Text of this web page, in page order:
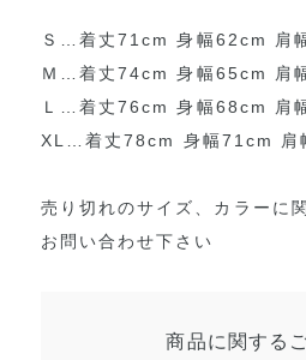
Ｓ…着丈71cm 身幅62cm 肩
Ｍ…着丈74cm 身幅65cm 肩
Ｌ…着丈76cm 身幅68cm 肩
XL…着丈78cm 身幅71cm 肩
売り切れのサイズ、カラーに
お問い合わせ下さい
商品に関する